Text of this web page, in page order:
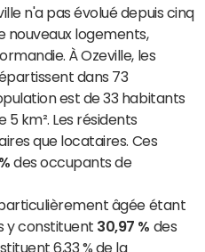
n'a pas évolué depuis cinq
nouveaux logements,
À Ozeville, les
dans 73
est de 33 habitants
km². Les résidents
que locataires. Ces
des occupants de
âgée étant
y constituent 30,97 % des
6,33 % de la